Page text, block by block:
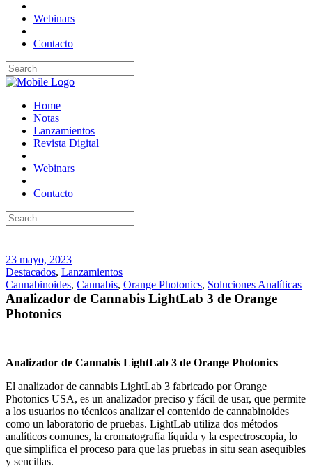
Webinars
Contacto
Home
Notas
Lanzamientos
Revista Digital
Webinars
Contacto
23 mayo, 2023
Destacados, Lanzamientos
Cannabinoides, Cannabis, Orange Photonics, Soluciones Analíticas
Analizador de Cannabis LightLab 3 de Orange
Photonics
Analizador de Cannabis LightLab 3 de Orange Photonics
El analizador de cannabis LightLab 3 fabricado por Orange
Photonics USA, es un analizador preciso y fácil de usar, que permite
a los usuarios no técnicos analizar el contenido de cannabinoides
como un laboratorio de pruebas. LightLab utiliza dos métodos
analíticos comunes, la cromatografía líquida y la espectroscopia, lo
que simplifica el proceso para que las pruebas in situ sean asequibles
y sencillas.